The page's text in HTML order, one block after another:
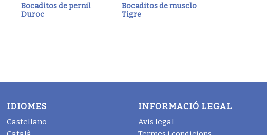
Bocaditos de pernil
Duroc
Bocaditos de musclo
Tigre
IDIOMES
Castellano
INFORMACIÓ LEGAL
Avis legal